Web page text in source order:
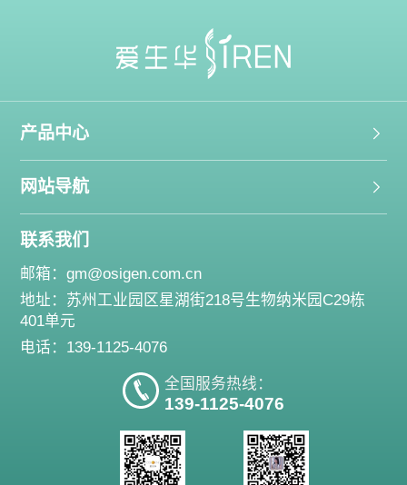
产品中心
网站导航
联系我们
邮箱：gm@osigen.com.cn
地址：苏州工业园区星湖街218号生物纳米园C29栋
401单元
电话：139-1125-4076
全国服务热线：
139-1125-4076